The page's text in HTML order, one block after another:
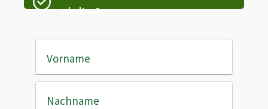
erhalten?
Vorname
Nachname